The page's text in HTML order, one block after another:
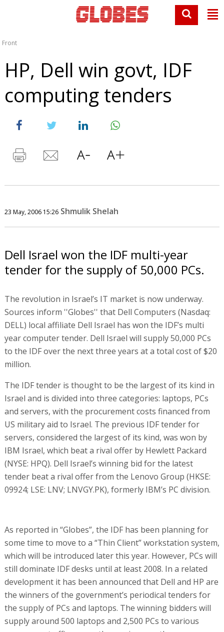
Front
HP, Dell win govt, IDF
computing tenders
23 May, 2006 15:26 Shmulik Shelah
Dell Israel won the IDF multi-year
tender for the supply of 50,000 PCs.
The revolution in Israel’s IT market is now underway.
Sources inform ''Globes'' that Dell Computers (Nasdaq:
DELL) local affiliate Dell Israel has won the IDF’s multi
year computer tender. Dell Israel will supply 50,000 PCs
to the IDF over the next three years at a total cost of $20
million.
The IDF tender is thought to be the largest of its kind in
Israel and is divided into three categories: laptops, PCs
and servers, with the procurement costs financed from
US military aid to Israel. The previous IDF tender for
servers, considered the largest of its kind, was won by
IBM Israel, which beat a rival offer by Hewlett Packard
(NYSE: HPQ). Dell Israel’s winning bid for the latest
tender beat a rival offer from the Lenovo Group (HKSE:
09924; LSE: LNV; LNVGY.PK), formerly IBM’s PC division.
As reported in “Globes”, the IDF has been planning for
some time to move to a “Thin Client” workstation system,
which will be introduced later this year. However, PCs will
still dominate IDF desks until at least 2008. In a related
development it has been announced that Dell and HP are
the winners of the government’s periodical tenders for
the supply of PCs and laptops. The winning bidders will
supply around 500 laptops and 2,500 PCs to various